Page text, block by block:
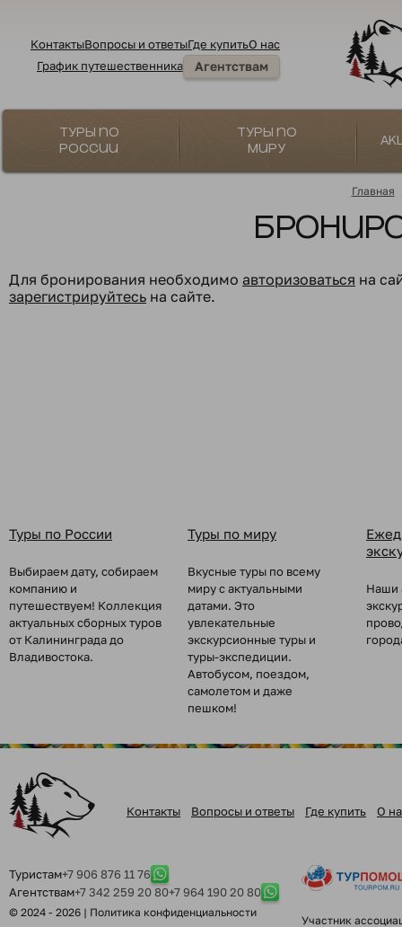
КонтактыВопросы и ответыГде купитьО нас
График путешественника
Агентствам
Туры по
России
Туры по
миру
Главная
Для бронирования необходимо авторизоваться на
зарегистрируйтесь на сайте.
Туры по России
Выбираем дату, собираем
компанию и
путешествуем! Коллекция
актуальных сборных туров
от Калининграда до
Владивостока.
Туры по миру
Вкусные туры по всему
миру с актуальными
датами. Это
увлекательные
экскурсионные туры и
туры-экспедиции.
Автобусом, поездом,
самолетом и даже
пешком!
Наши
Контакты Вопросы и ответы Где купить О
Туристам+7 906 876 11 76
Агентствам+7 342 259 20 80+7 964 190 20 80
© 2024 - 2026 | Политика конфиденциальности
Участник